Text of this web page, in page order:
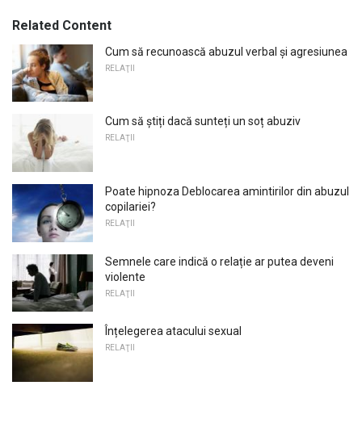
Related Content
Cum să recunoască abuzul verbal și agresiunea
RELAŢII
Cum să știți dacă sunteți un soț abuziv
RELAŢII
Poate hipnoza Deblocarea amintirilor din abuzul
copilariei?
RELAŢII
Semnele care indică o relație ar putea deveni
violente
RELAŢII
Înțelegerea atacului sexual
RELAŢII